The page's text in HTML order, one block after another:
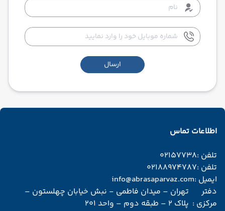
ارسال
اطلاعات تماس
تلفن :02157738
تلفن :02188974787
ایمیل :info@abrasaparvaz.com
دفتر
مرکزی :
تهران – میدان فاطمی - نبش خیابان چهلستون –
پلاک 2 – طبقه دوم – واحد 201